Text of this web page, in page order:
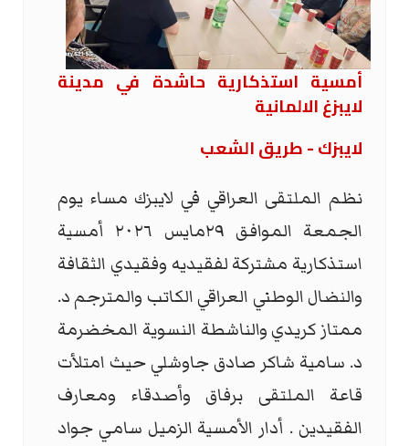
أمسية استذكارية حاشدة في مدينة
لايبزغ الالمانية
لايبزك - طريق الشعب
نظم الملتقى العراقي في لايبزك مساء يوم
الجمعة الموافق ٢٩مايس ٢٠٢٦ أمسية
استذكارية مشتركة لفقيديه وفقيدي الثقافة
والنضال الوطني العراقي الكاتب والمترجم د.
ممتاز كريدي والناشطة النسوية المخضرمة
د. سامية شاكر صادق جاوشلي حيث امتلأت
قاعة الملتقى برفاق وأصدقاء ومعارف
الفقيدين . أدار الأمسية الزميل سامي جواد